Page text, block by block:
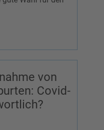
von
Covid-